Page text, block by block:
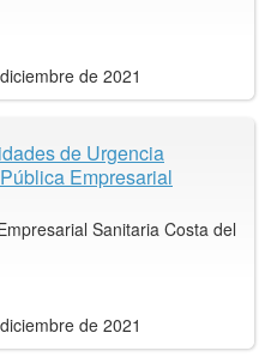
de 2021
de Urgencia
Empresarial
Sanitaria Costa del
de 2021